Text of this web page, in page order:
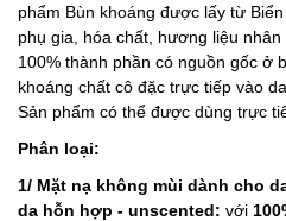
phẩm Bùn khoáng được lấy từ
phụ gia, hóa chất, hương liệu nhân
100% thành phần có nguồn gốc ở
khoáng chất cô đặc trực tiếp vào
Sản phẩm có thể được dùng trực
Phân loại:
1/ Mặt nạ không mùi dành cho
da hỗn hợp - unscented: với